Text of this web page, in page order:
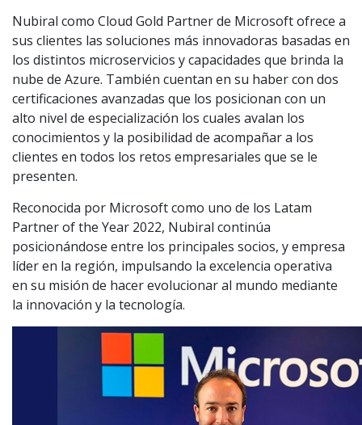
Nubiral como Cloud Gold Partner de Microsoft ofrece a
sus clientes las soluciones más innovadoras basadas en
los distintos microservicios y capacidades que brinda la
nube de Azure. También cuentan en su haber con dos
certificaciones avanzadas que los posicionan con un
alto nivel de especialización los cuales avalan los
conocimientos y la posibilidad de acompañar a los
clientes en todos los retos empresariales que se le
presenten.
Reconocida por Microsoft como uno de los Latam
Partner of the Year 2022, Nubiral continúa
posicionándose entre los principales socios, y empresa
líder en la región, impulsando la excelencia operativa
en su misión de hacer evolucionar al mundo mediante
la innovación y la tecnología.